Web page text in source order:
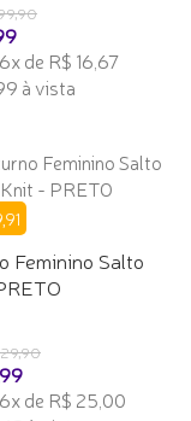
de R$ 16,67
à vista
Feminino Salto
de R$ 25,00